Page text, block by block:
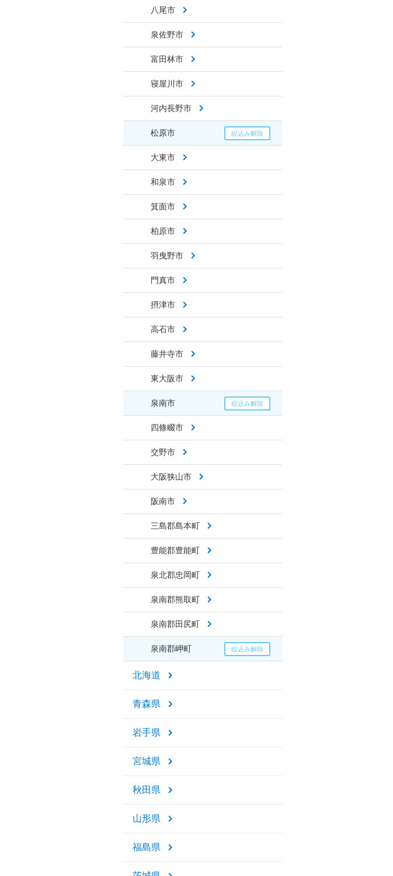
八尾市
泉佐野市
富田林市
寝屋川市
河内長野市
松原市
大東市
和泉市
箕面市
柏原市
羽曳野市
門真市
摂津市
高石市
藤井寺市
東大阪市
泉南市
四條畷市
交野市
大阪狭山市
阪南市
三島郡島本町
豊能郡豊能町
泉北郡忠岡町
泉南郡熊取町
泉南郡田尻町
泉南郡岬町
北海道
青森県
岩手県
宮城県
秋田県
山形県
福島県